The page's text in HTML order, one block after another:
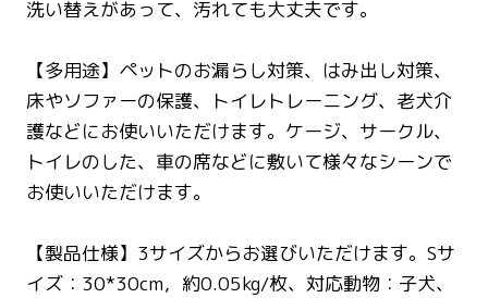
洗い替えがあって、汚れても大丈夫です。
【多用途】ペットのお漏らし対策、はみ出し対策、
床やソファーの保護、トイレトレーニング、老犬介
護などにお使いいただけます。ケージ、サークル、
トイレのした、車の席などに敷いて様々なシーンで
お使いいただけます。
【製品仕様】3サイズからお選びいただけます。Sサ
イズ：30*30cm，約0.05kg/枚、対応動物：子犬、